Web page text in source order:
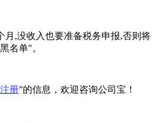
月,没收入也要准备税务申报,否则将
名单"。
册”的信息，欢迎咨询公司宝！